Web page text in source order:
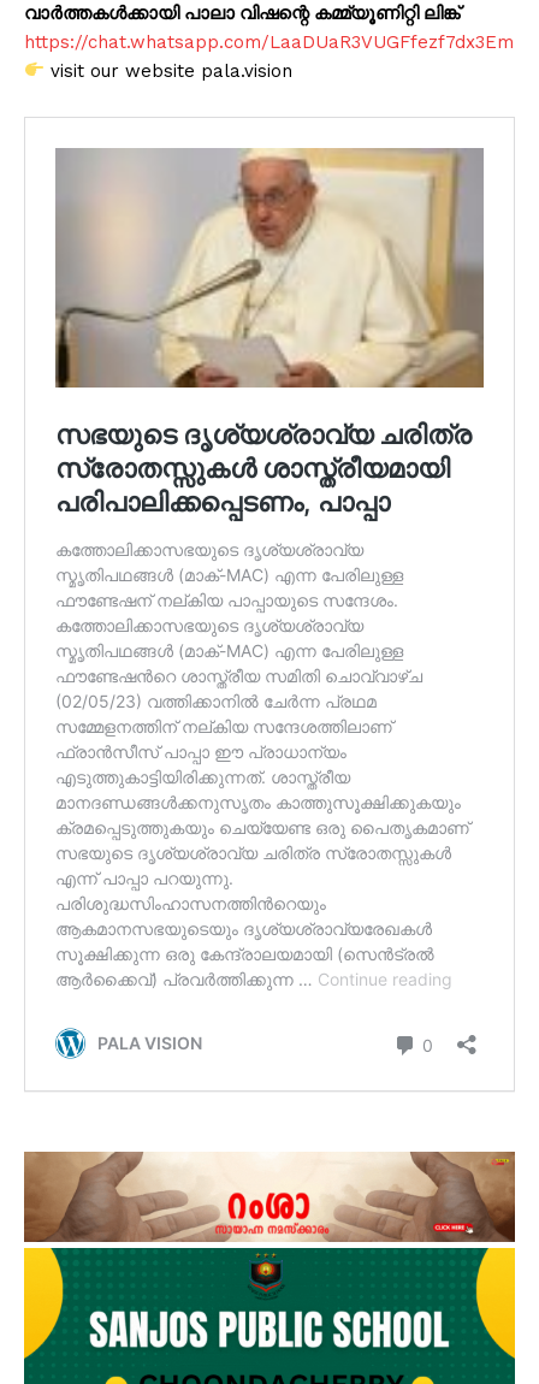
വാർത്തകൾക്കായി പാലാ വിഷന്റെ കമ്മ്യൂണിറ്റി ലിങ്ക്
https://chat.whatsapp.com/LaaDUaR3VUGFfezf7dx3Em
visit our website pala.vision